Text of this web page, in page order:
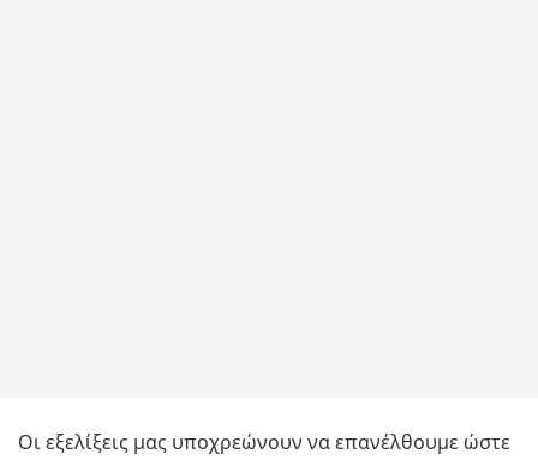
Οι εξελίξεις μας υποχρεώνουν να επανέλθουμε ώστε